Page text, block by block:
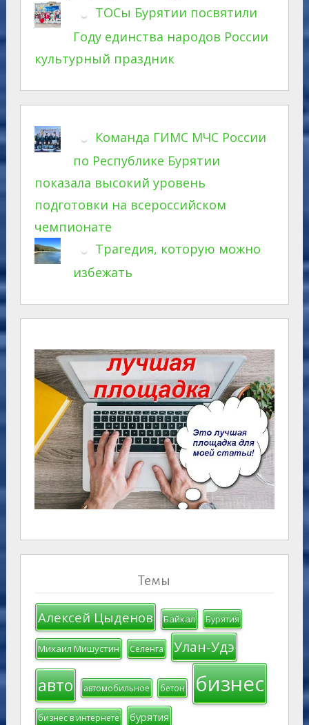
ТОСы Бурятии посвятили
Году единства народов России
культурный праздник
Команда ГИМС МЧС России
по Республике Бурятии
показала высокий уровень
подготовки на всероссийском
чемпионате
Трагедия, которую можно
избежать
Темы
Алексей Цыденов Байкал Бурятия
Михаил Мишустин Селенга Улан-Удэ
авто автомобильное бетон бизнес
бизнес в интернете бурятия